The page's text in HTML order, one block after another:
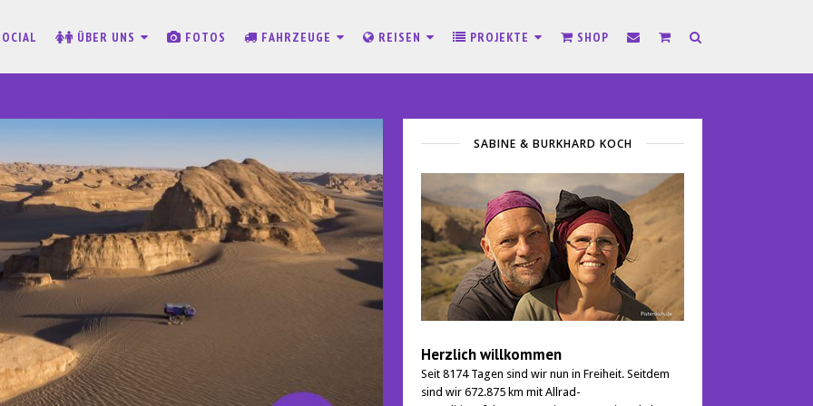
ÜBER UNS FOTOS FAHRZEUGE REISEN PROJEKTE SHOP
SABINE & BURKHARD KOCH
Herzlich willkommen
Seit 8174 Tagen sind wir nun in Freiheit. Seitdem
sind wir 672.875 km mit Allrad-